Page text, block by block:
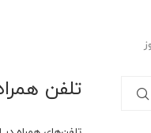
تلفن